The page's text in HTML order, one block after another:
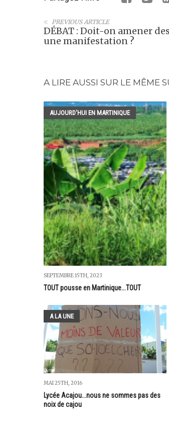
PREVIOUS ARTICLE
DÉBAT : Doit-on amener
une manifestation ?
A LIRE AUSSI SUR LE MÊME
AUJOURD'HUI EN MARTINIQUE
SEPTEMBRE 15TH, 2023
TOUT pousse en Martinique...TOUT
A LA UNE
MAI 25TH, 2016
Lycée Acajou...nous ne sommes pas des
noix de cajou